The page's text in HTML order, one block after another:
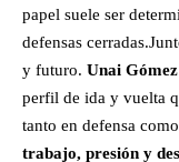
papel suele ser
defensas
y futuro. Unai
perfil de ida y vuelta
tanto en defensa
trabajo, presión y